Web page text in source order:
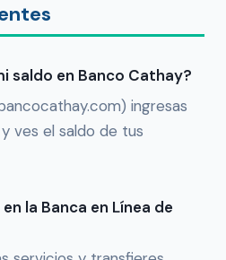
saldo en Banco Cathay?
ingresas
ves el saldo de tus
la Banca en Línea de